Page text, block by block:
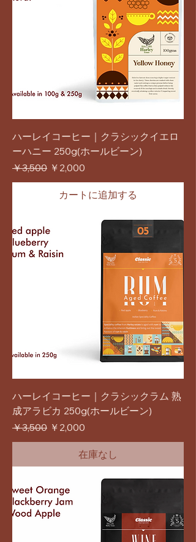
ハーレイコーヒー｜クラシックイエロ
ーハニー 250g(ホールビーン)
通常価格
￥3,500 セール価格
￥2,000
カートに追加する
ハーレイコーヒー｜クラシックラム 熟
成アラビカ 250g(ホールビーン)
通常価格
￥3,500 セール価格
￥2,000
在庫なし